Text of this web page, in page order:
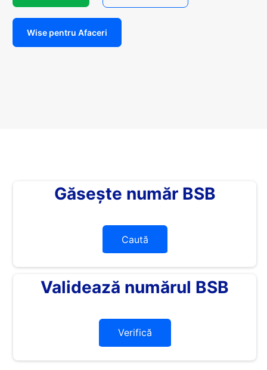
Wise pentru Afaceri
Găsește număr BSB
Caută
Validează numărul BSB
Verifică